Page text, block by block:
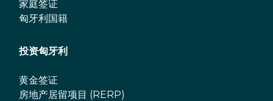
家庭签证
匈牙利国籍
投资匈牙利
黄金签证
房地产居留项目 (RERP)